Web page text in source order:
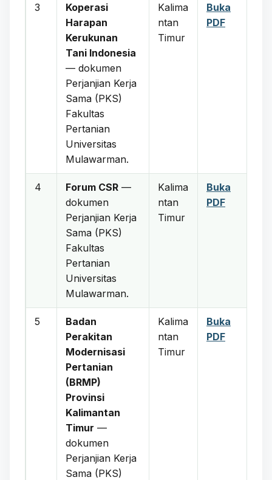
3
Koperasi
Harapan
Kerukunan
Tani Indonesia
— dokumen
Perjanjian Kerja
Sama (PKS)
Fakultas
Pertanian
Universitas
Mulawarman.
Kalima
ntan
Timur
Buka
PDF
4 Forum CSR —
dokumen
Perjanjian Kerja
Sama (PKS)
Fakultas
Pertanian
Universitas
Mulawarman.
Kalima
ntan
Timur
Buka
PDF
5
Badan
Perakitan
Modernisasi
Pertanian
(BRMP)
Provinsi
Kalimantan
Timur —
dokumen
Perjanjian Kerja
Sama (PKS)
Kalima
ntan
Timur
Buka
PDF